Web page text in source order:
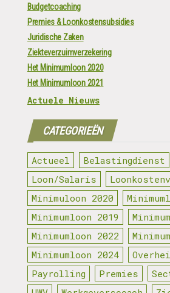
Budgetcoaching
Premies & Loonkostensubsidies
Juridische Zaken
Ziekteverzuimverzekering
Het Minimumloon 2020
Het Minimumloon 2021
Actuele Nieuws
CATEGORIEËN
Actueel Belastingdienst
Loon/Salaris
Minimuloon 2020
Minimumloon 2019
Minimumloon 2022
Minimumloon 2024
Payrolling
Premies